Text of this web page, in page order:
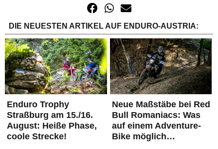
DIE NEUESTEN ARTIKEL AUF ENDURO-AUSTRIA:
Enduro Trophy
Straßburg am 15./16.
August: Heiße Phase,
coole Strecke!
Neue Maßstäbe bei Red
Bull Romaniacs: Was
auf einem Adventure-
Bike möglich…